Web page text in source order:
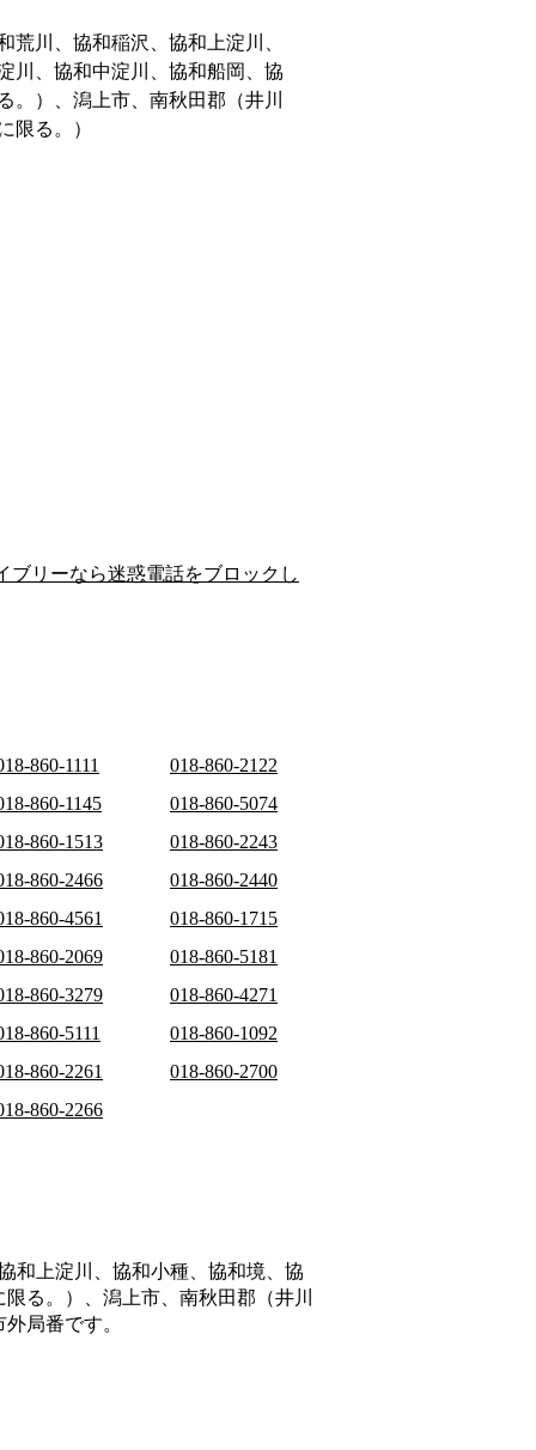
荒川、協和稲沢、協和上淀川、
川、協和中淀川、協和船岡、協
。）、潟上市、南秋田郡（井川
限る。）
ブリーなら迷惑電話をブロックし
860-1111
018-860-2122
860-1145
018-860-5074
860-1513
018-860-2243
860-2466
018-860-2440
860-4561
018-860-1715
860-2069
018-860-5181
860-3279
018-860-4271
860-5111
018-860-1092
860-2261
018-860-2700
860-2266
和上淀川、協和小種、協和境、協
る。）、潟上市、南秋田郡（井川
局番です。